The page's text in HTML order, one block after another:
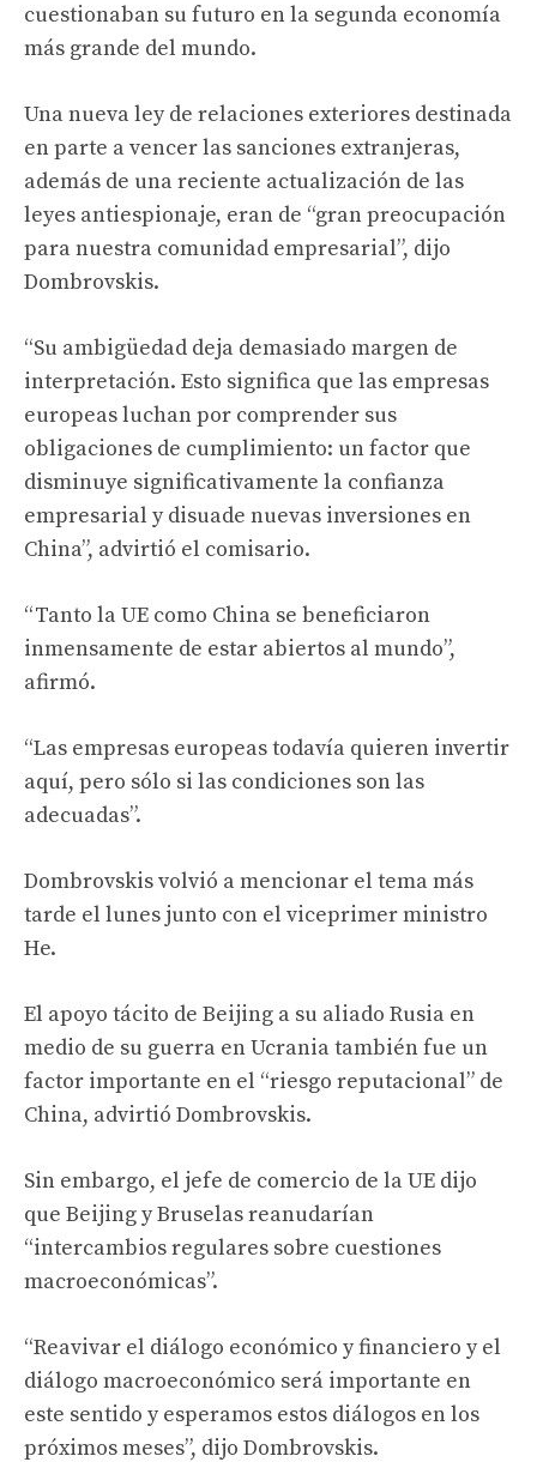
cuestionaban su futuro en la segunda economía
más grande del mundo.
Una nueva ley de relaciones exteriores destinada
en parte a vencer las sanciones extranjeras,
además de una reciente actualización de las
leyes antiespionaje, eran de “gran preocupación
para nuestra comunidad empresarial”, dijo
Dombrovskis.
“Su ambigüedad deja demasiado margen de
interpretación. Esto significa que las empresas
europeas luchan por comprender sus
obligaciones de cumplimiento: un factor que
disminuye significativamente la confianza
empresarial y disuade nuevas inversiones en
China”, advirtió el comisario.
“Tanto la UE como China se beneficiaron
inmensamente de estar abiertos al mundo”,
afirmó.
“Las empresas europeas todavía quieren invertir
aquí, pero sólo si las condiciones son las
adecuadas”.
Dombrovskis volvió a mencionar el tema más
tarde el lunes junto con el viceprimer ministro
He.
El apoyo tácito de Beijing a su aliado Rusia en
medio de su guerra en Ucrania también fue un
factor importante en el “riesgo reputacional” de
China, advirtió Dombrovskis.
Sin embargo, el jefe de comercio de la UE dijo
que Beijing y Bruselas reanudarían
“intercambios regulares sobre cuestiones
macroeconómicas”.
“Reavivar el diálogo económico y financiero y el
diálogo macroeconómico será importante en
este sentido y esperamos estos diálogos en los
próximos meses”, dijo Dombrovskis.